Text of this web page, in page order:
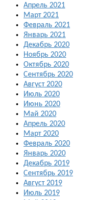
Апрель 2021
Март 2021
Февраль 2021
Январь 2021
Декабрь 2020
Ноябрь 2020
Октябрь 2020
Сентябрь 2020
Август 2020
Июль 2020
Июнь 2020
Май 2020
Апрель 2020
Март 2020
Февраль 2020
Январь 2020
Декабрь 2019
Сентябрь 2019
Август 2019
Июль 2019